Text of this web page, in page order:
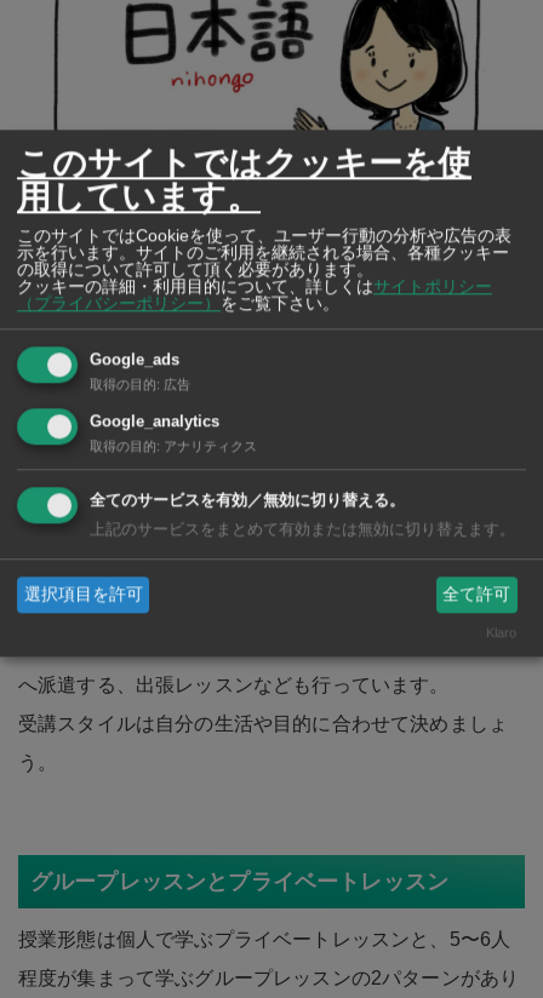
対面レッスンとオンラインレッスン
いはその両方を実施している場合がほとんど。また、語
へ派遣する、出張レッスンなども行っています。
受講スタイルは自分の生活や目的に合わせて決めましょ
う。
グループレッスンとプライベートレッスン
授業形態は個人で学ぶプライベートレッスンと、5〜6人
程度が集まって学ぶグループレッスンの2パターンがあり
このサイトではクッキーを使
用しています。
このサイトではCookieを使って、ユーザー行動の分析や広告の表
示を行います。サイトのご利用を継続される場合、各種クッキー
の取得について許可して頂く必要があります。
クッキーの詳細・利用目的について、詳しくはサイトポリシー
（プライバシーポリシー）
をご覧下さい。
Google_ads
取得の目的: 広告
Google_analytics
取得の目的: アナリティクス
全てのサービスを有効／無効に切り替える。
上記のサービスをまとめて有効または無効に切り替えます。
選択項目を許可 全て許可
Klaro